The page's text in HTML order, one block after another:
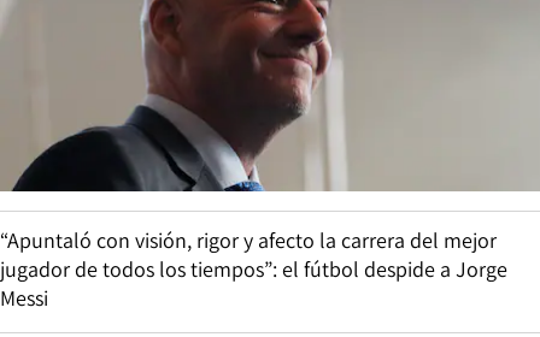
“Apuntaló con visión, rigor y afecto la carrera del mejor
jugador de todos los tiempos”: el fútbol despide a Jorge
Messi